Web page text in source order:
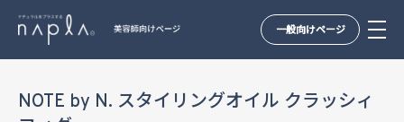
content
一般向けページ
NOTE by N. スタイリングオイル クラッシィ